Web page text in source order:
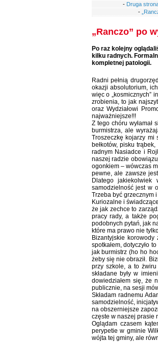
- Druga
-
„Ranczo” po
Po raz kolejny
kilku radnych.
kompletnej patologii.
Radni pełnią
okazji absolutorium,
więc o „kosmicznych”
zrobienia, to jak
oraz Wydziałowi
najważniejsze!!!
Z tego chóru
burmistrza, ale
Troszeczkę kojarzy mi
bełkotów, pisku
radnym Nasiadce i
naszej radzie
ogonkiem – wówczas
pewne, ale zawsze
Dlatego
samodzielność jest w
Trzeba być grzecznym
Kuriozalne i
że jak zechce to
pracy rady, a także
podobnych pytań, jak
które ma prawo nie
Bizantyjskie
spotkałem, dotyczyło
jak burmistrz (ho ho
żeby się nie obraził.
przy szkole, a to
składane były w
dowiedziałem się, że
publicznie, na sesji
Składam radnemu
samodzielność,
na obszerniejsze
częste w naszej prasie
Oglądam czasem
perypetie w gminie
wójta tej gminy, ale